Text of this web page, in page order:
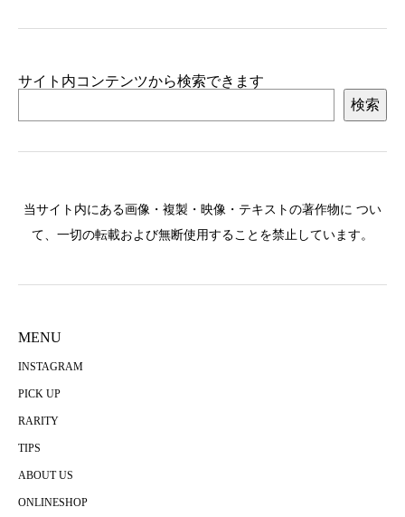
サイト内コンテンツから検索できます
検索
当サイト内にある画像・複製・映像・テキストの著作物に つい
て、一切の転載および無断使用することを禁止しています。
MENU
INSTAGRAM
PICK UP
RARITY
TIPS
ABOUT US
ONLINESHOP